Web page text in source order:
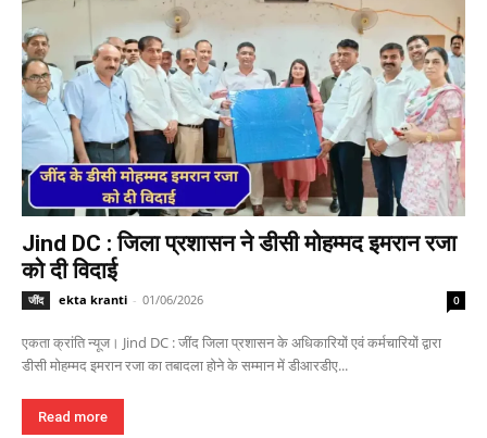
Jind DC : जिला प्रशासन ने डीसी मोहम्मद इमरान रजा
को दी विदाई
जींद ekta kranti - 01/06/2026 0
एकता क्रांति न्यूज। Jind DC : जींद जिला प्रशासन के अधिकारियों एवं कर्मचारियों द्वारा
डीसी मोहम्मद इमरान रजा का तबादला होने के सम्मान में डीआरडीए...
Read more